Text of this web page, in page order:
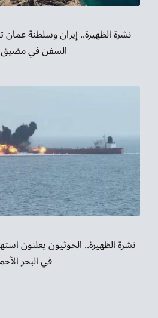
نشرة الظهيرة.. إيران وسلطنة
السفن في مضيق
نشرة الظهيرة.. الحوثيون يعلنون
في البحر